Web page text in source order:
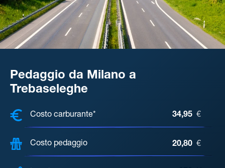
Pedaggio da Milano a
Trebaseleghe
COSTI, DISTANZA, TEMPO DI
Costo carburante* 34,95 €
Costo pedaggio 20,80 €